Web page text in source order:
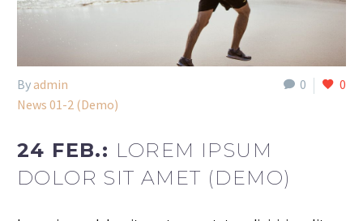
0 0
Byadmin
News 01-2 (Demo)
24 FEB.: LOREM IPSUM
DOLOR SIT AMET (DEMO)